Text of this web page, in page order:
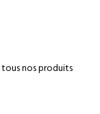
nos produits